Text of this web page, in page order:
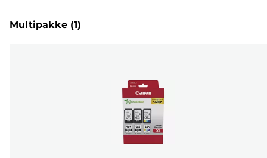
Multipakke (1)